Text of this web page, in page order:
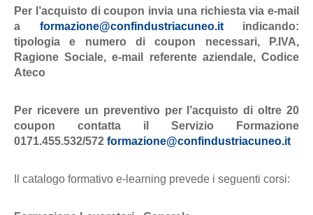
Per l’acquisto di coupon invia una richiesta via e-mail
a formazione@confindustriacuneo.itindicando:
tipologia e numero di coupon necessari, P.IVA,
Ragione Sociale, e-mail referente aziendale, Codice
Ateco
Per ricevere un preventivo per l’acquisto di oltre 20
coupon contatta il Servizio Formazione
0171.455.532/572 formazione@confindustriacuneo.it
Il catalogo formativo e-learning prevede i seguenti corsi: